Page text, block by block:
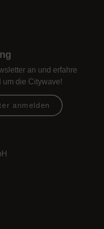
an und erfahre
um die Citywave!
anmelden